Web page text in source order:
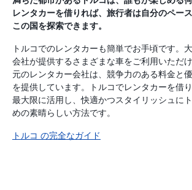
レンタカーを借りれば、旅行者は自分のペー
この国を探索できます。
トルコでのレンタカーも簡単でお手頃です。
会社が提供するさまざまな車をご利用いただ
元のレンタカー会社は、競争力のある料金と
を提供しています。トルコでレンタカーを借
最大限に活用し、快適かつスタイリッシュに
めの素晴らしい方法です。
トルコ の完全なガイド